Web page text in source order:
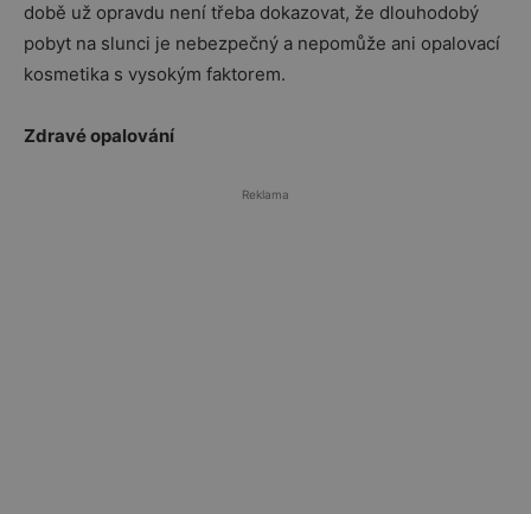
době už opravdu není třeba dokazovat, že dlouhodobý
pobyt na slunci je nebezpečný a nepomůže ani opalovací
kosmetika s vysokým faktorem.
Zdravé opalování
Reklama